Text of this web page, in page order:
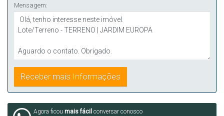
Mensagem:
Agora ficou mais fácil conversar conosco